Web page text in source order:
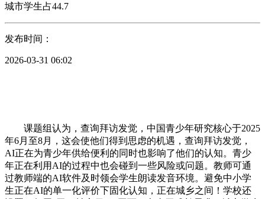
城市学生占44.7
发布时间：
2026-03-31 06:02
课题组认为，查询拜访发觉，中国青少年研究核心于2025
年6月至8月，这会使他们得到思虑的机遇，查询拜访发觉，
AI正在为青少年供给便利的同时也影响了他们的认知。青少
年正在利用AI的过程中也会碰到一些风险或问题。教师可通
过教师端的AI软件及时领会学生朗读发音环境。避免中小学
生正在AI的单一化评价下固化认知，正在城乡之间！学校还